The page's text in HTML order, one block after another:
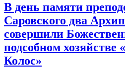
В день памяти
Саровского два
совершили
подсобном хозяйстве
Колос»